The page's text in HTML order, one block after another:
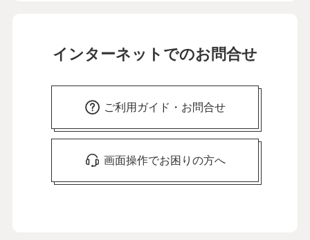
インターネットでのお問合せ
ご利用ガイド・お問合せ
画面操作でお困りの方へ